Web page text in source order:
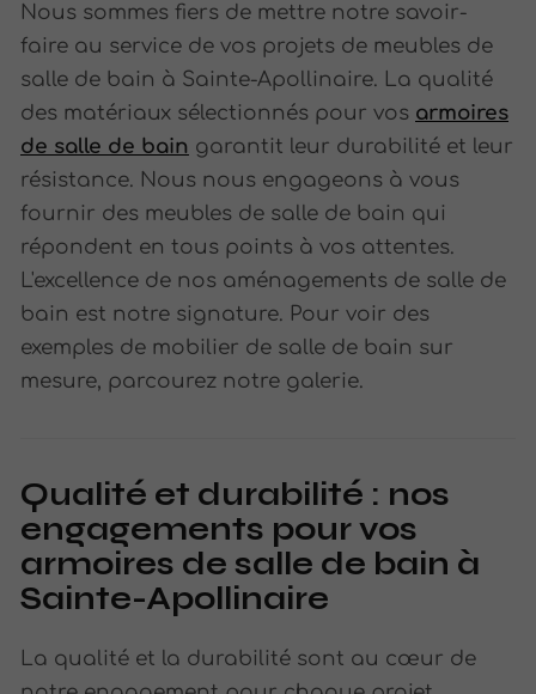
Nous sommes fiers de mettre notre savoir-
faire au service de vos projets de meubles de
salle de bain à Sainte-Apollinaire. La qualité
des matériaux sélectionnés pour vos armoires
de salle de bain garantit leur durabilité et leur
résistance. Nous nous engageons à vous
fournir des meubles de salle de bain qui
répondent en tous points à vos attentes.
L'excellence de nos aménagements de salle de
bain est notre signature. Pour voir des
exemples de mobilier de salle de bain sur
mesure, parcourez notre galerie.
Qualité et durabilité : nos
engagements pour vos
armoires de salle de bain à
Sainte-Apollinaire
La qualité et la durabilité sont au cœur de